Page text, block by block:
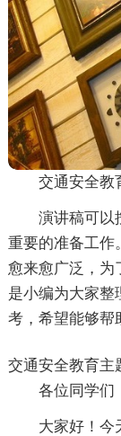
交通安全教
演讲稿可以
重要的准备工作
愈来愈广泛，为
是小编为大家整
考，希望能够帮
交通安全教育主
各位同学们
大家好！今